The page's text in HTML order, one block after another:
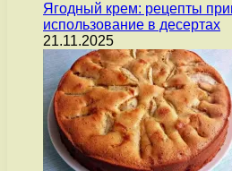
Ягодный крем: рецепты
использование в десертах
21.11.2025